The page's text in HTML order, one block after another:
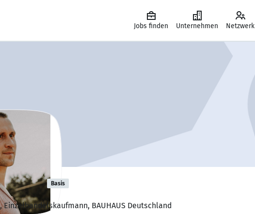
Jobs finden Unternehmen Netzwerk
Basis
Einzelhandelskaufmann, BAUHAUS Deutschland